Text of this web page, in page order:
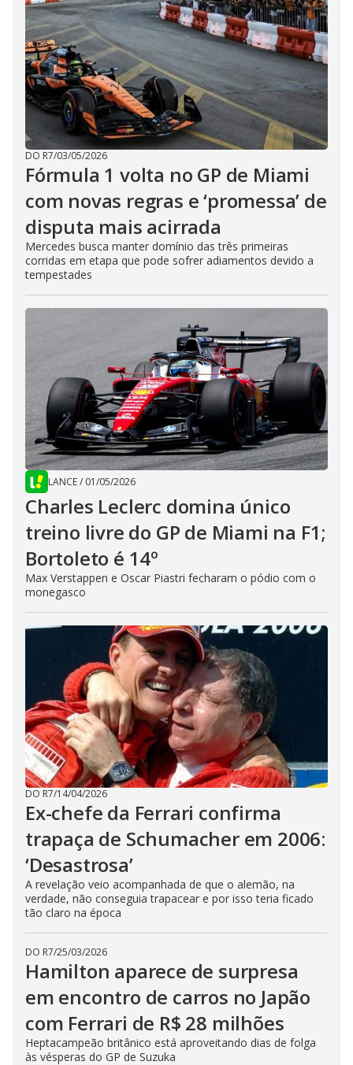
DO R7/03/05/2026
Fórmula 1 volta no GP de Miami
com novas regras e ‘promessa’ de
disputa mais acirrada
Mercedes busca manter domínio das três primeiras
corridas em etapa que pode sofrer adiamentos devido a
tempestades
LANCE/ 01/05/2026
Charles Leclerc domina único
treino livre do GP de Miami na F1;
Bortoleto é 14º
Max Verstappen e Oscar Piastri fecharam o pódio com o
monegasco
DO R7/14/04/2026
Ex-chefe da Ferrari confirma
trapaça de Schumacher em 2006:
‘Desastrosa’
A revelação veio acompanhada de que o alemão, na
verdade, não conseguia trapacear e por isso teria ficado
tão claro na época
DO R7/25/03/2026
Hamilton aparece de surpresa
em encontro de carros no Japão
com Ferrari de R$ 28 milhões
Heptacampeão britânico está aproveitando dias de folga
às vésperas do GP de Suzuka